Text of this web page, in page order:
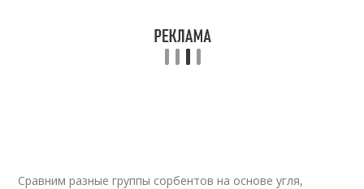
Сравним разные группы сорбентов на основе угля,